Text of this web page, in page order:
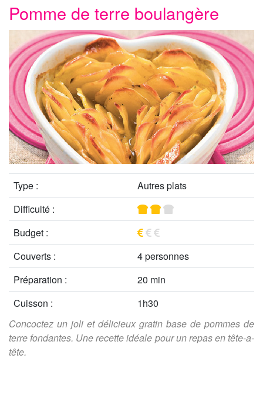
Pomme de terre boulangère
Type :
Autres plats
Difficulté :
Budget :
Couverts :
4 personnes
Préparation :
20 min
Cuisson :
1h30
Concoctez un joli et délicieux gratin base de pommes de
terre fondantes. Une recette idéale pour un repas en tête-a-
tête.